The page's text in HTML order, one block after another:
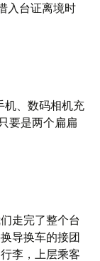
入台证离境时
机、数码相机充
要是两个扁扁
走完了整个台
导换车的接团
李，上层乘客